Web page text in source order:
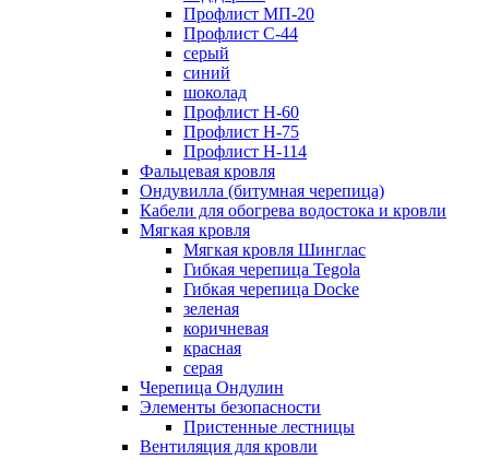
Профлист МП-20
Профлист С-44
серый
синий
шоколад
Профлист Н-60
Профлист Н-75
Профлист H-114
Фальцевая кровля
Ондувилла (битумная черепица)
Кабели для обогрева водостока и кровли
Мягкая кровля
Мягкая кровля Шинглас
Гибкая черепица Tegola
Гибкая черепица Docke
зеленая
коричневая
красная
серая
Черепица Ондулин
Элементы безопасности
Пристенные лестницы
Вентиляция для кровли